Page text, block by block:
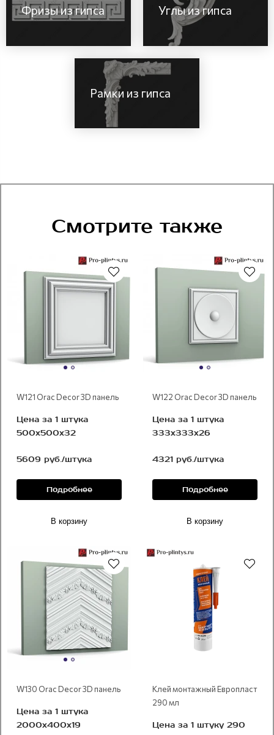
Фризы из гипса Углы из гипса
Рамки из гипса
Смотрите также
W121 Orac Decor 3D панель
Цена за 1 штука
500x500x32
5609 руб./штука
Подробнее
В корзину
W122 Orac Decor 3D панель
Цена за 1 штука
333x333x26
4321 руб./штука
Подробнее
В корзину
W130 Orac Decor 3D панель
Цена за 1 штука
2000x400x19
Клей монтажный Европласт
290 мл
Цена за 1 штуку 290